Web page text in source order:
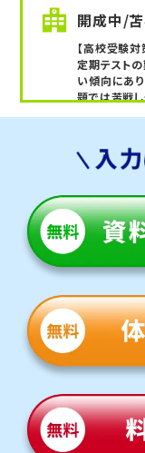
第一志望校合格
お任せください！
※模試受講生を除くト
開成中/
【高校受験対
定期テスト
い傾向にあ
題では苦戦し
高校受験を
です。
凌雲中/
マンツーマ
生徒が少な
交通機関や保
日自習スペ
れます。そ
点を自分で
力を養うた
います。
遠方から公
日の週1回通
毎日自習ス